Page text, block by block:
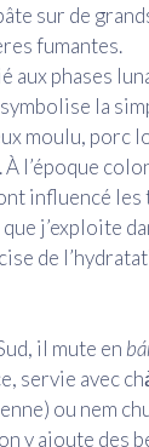
sur de
fumantes.
aux phases
la
moulu, porc
l’époque
influencé les
j’exploite
de
il mute en
servie avec
ou nem
y ajoute des